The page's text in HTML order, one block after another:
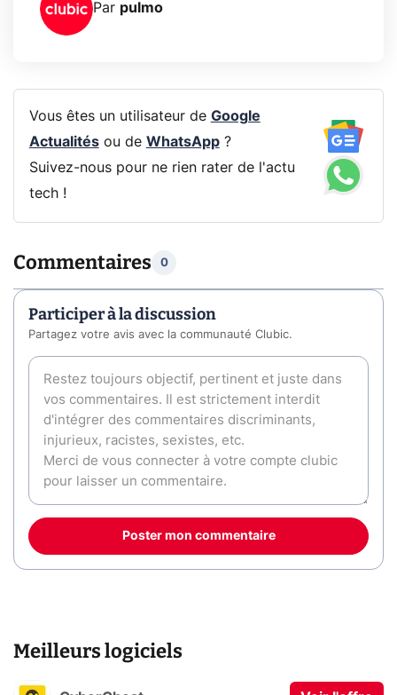
Par pulmo
Vous êtes un utilisateur de Google
Actualitésou de WhatsApp?
Suivez-nous pour ne rien rater de l'actu
tech !
Commentaires 0
Participer à la discussion
Partagez votre avis avec la communauté Clubic.
Poster mon commentaire
Meilleurs logiciels